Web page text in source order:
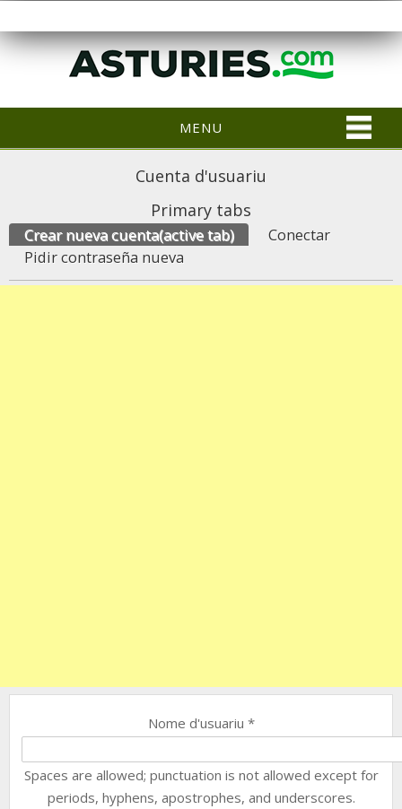
MENU
Cuenta d'usuariu
Primary tabs
Crear nueva cuenta(active tab)
Conectar
Pidir contraseña nueva
Nome d'usuariu *
Spaces are allowed; punctuation is not allowed except for
periods, hyphens, apostrophes, and underscores.